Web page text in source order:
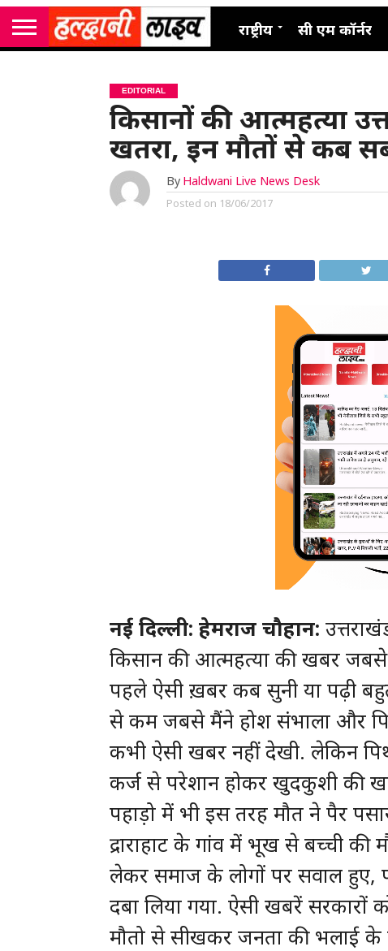
राष्ट्रीय सी एम कॉर्नर
EDITORIAL
किसानों की आत्महत्या
खतरा, इन मौतों से कब
By Haldwani Live News Desk
Posted on 18/06/2017
नई दिल्ली: हेमराज चौहान:
किसान की आत्महत्या की खबर
पहले ऐसी ख़बर कब सुनी या पढ़ी
से कम जबसे मैंने होश संभाला और
कभी ऐसी खबर नहीं देखी. लेकिन
कर्ज से परेशान होकर खुदकुशी की
पहाड़ो में भी इस तरह मौत ने पैर
द्राराहाट के गांव में भूख से बच्ची
लेकर समाज के लोगों पर सवाल हुए,
दबा लिया गया. ऐसी खबरें सरकारों
मौतो से सीखकर जनता की भलाई के